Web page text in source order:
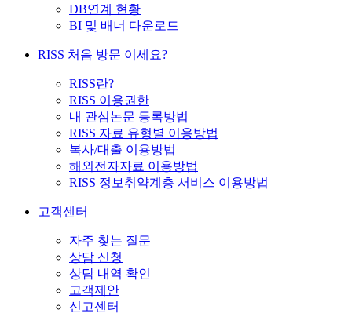
DB연계 현황
BI 및 배너 다운로드
RISS 처음 방문 이세요?
RISS란?
RISS 이용권한
내 관심논문 등록방법
RISS 자료 유형별 이용방법
복사/대출 이용방법
해외전자자료 이용방법
RISS 정보취약계층 서비스 이용방법
고객센터
자주 찾는 질문
상담 신청
상담 내역 확인
고객제안
신고센터